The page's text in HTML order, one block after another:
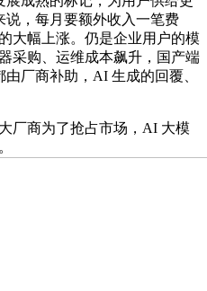
，每月要额外收入一笔费
大幅上涨。仍是企业用户的模
采购、运维成本飙升，国产端
厂商补助，AI 生成的回覆、
商为了抢占市场，AI 大模